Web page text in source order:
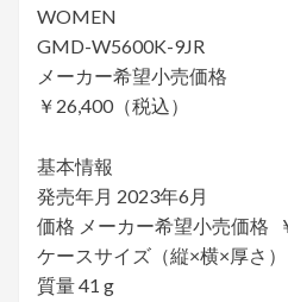
WOMEN
GMD-W5600K-9JR
メーカー希望小売価格
￥26,400（税込）
基本情報
発売年月 2023年6月
価格 メーカー希望小売価格
ケースサイズ（縦×横×厚さ）
質量 41 g